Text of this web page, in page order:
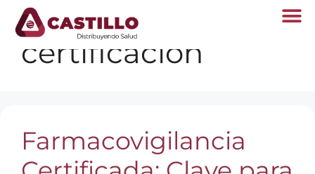
certificacion
Farmacovigilancia